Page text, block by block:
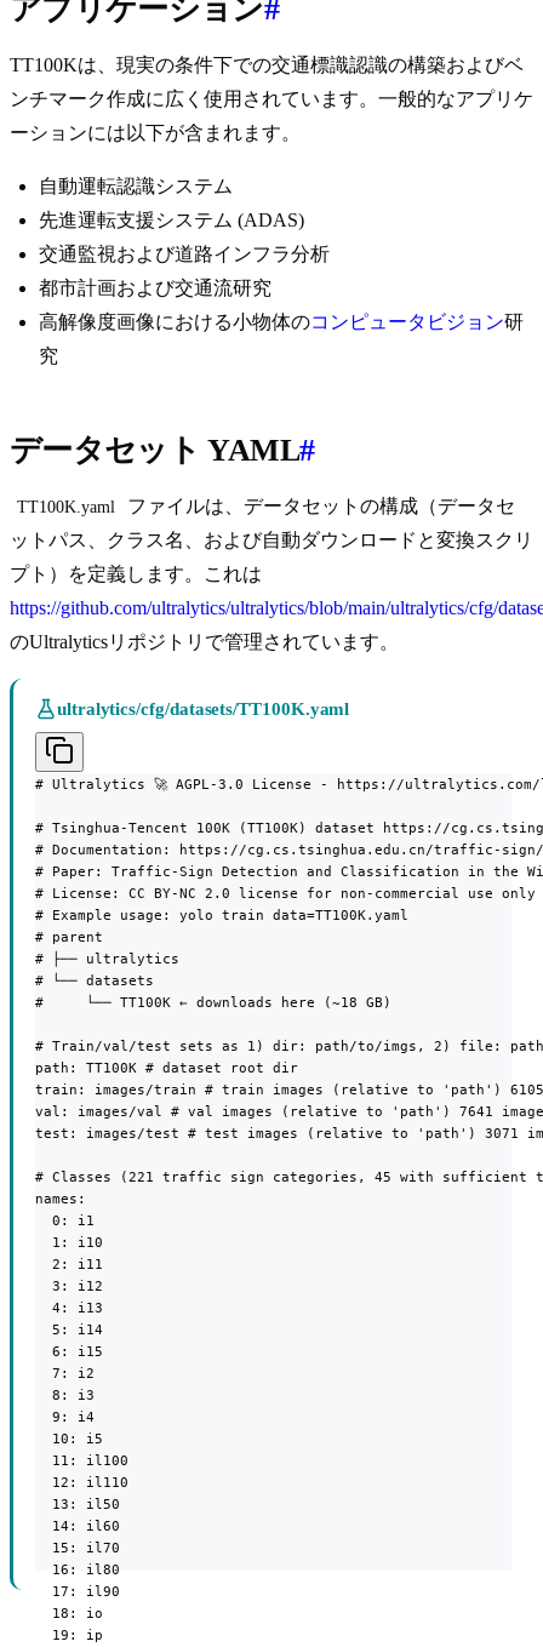
アプリケーション#
TT100Kは、現実の条件下での交通標識認識の構築およびベ
ンチマーク作成に広く使用されています。一般的なアプリケ
ーションには以下が含まれます。
自動運転認識システム
先進運転支援システム (ADAS)
交通監視および道路インフラ分析
都市計画および交通流研究
高解像度画像における小物体のコンピュータビジョン研
究
データセット YAML#
TT100K.yaml
ファイルは、データセットの構成（データセ
ットパス、クラス名、および自動ダウンロードと変換スクリ
プト）を定義します。これは
https://github.com/ultralytics/ultralytics/blob/main/ultralytics/cfg/
のUltralyticsリポジトリで管理されています。
ultralytics/cfg/datasets/TT100K.yaml
# Ultralytics 🚀 AGPL-3.0 License - https://ultralytics.com/
# Tsinghua-Tencent 100K (TT100K) dataset https://
# Documentation: https://cg.cs.tsinghua.edu.cn/traffic-
# Paper: Traffic-Sign Detection and Classification in the
# License: CC BY-NC 2.0 license for non-commercial use only
# Example usage: yolo train data=TT100K.yaml
# parent
# ├── ultralytics
# └── datasets
#     └── TT100K ← downloads here (~18 GB)
# Train/val/test sets as 1) dir: path/to/imgs, 2) file:
path: TT100K # dataset root dir
train: images/train # train images (relative to 'path') 6105
val: images/val # val images (relative to 'path') 7641
test: images/test # test images (relative to 'path') 3071
# Classes (221 traffic sign categories, 45 with sufficient
names:
  0: i1
  1: i10
  2: i11
  3: i12
  4: i13
  5: i14
  6: i15
  7: i2
  8: i3
  9: i4
  10: i5
  11: il100
  12: il110
  13: il50
  14: il60
  15: il70
  16: il80
  17: il90
  18: io
  19: ip